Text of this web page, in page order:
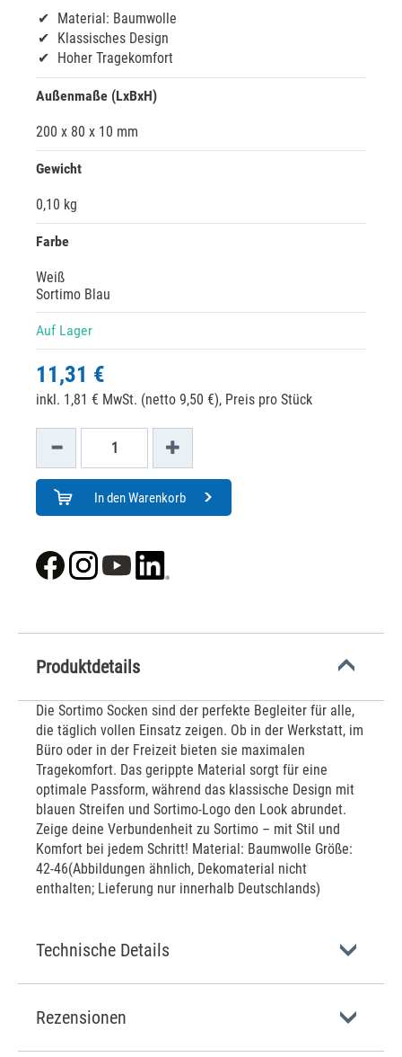
Material: Baumwolle
Klassisches Design
Hoher Tragekomfort
Außenmaße (LxBxH)
200 x 80 x 10 mm
Gewicht
0,10 kg
Farbe
Weiß
Sortimo Blau
Auf Lager
11,31 €
inkl. 1,81 € MwSt. (netto 9,50 €), Preis pro Stück
In den Warenkorb
Produktdetails
Die Sortimo Socken sind der perfekte Begleiter für alle,
die täglich vollen Einsatz zeigen. Ob in der Werkstatt, im
Büro oder in der Freizeit bieten sie maximalen
Tragekomfort. Das gerippte Material sorgt für eine
optimale Passform, während das klassische Design mit
blauen Streifen und Sortimo-Logo den Look abrundet.
Zeige deine Verbundenheit zu Sortimo – mit Stil und
Komfort bei jedem Schritt! Material: Baumwolle Größe:
42-46(Abbildungen ähnlich, Dekomaterial nicht
enthalten; Lieferung nur innerhalb Deutschlands)
Technische Details
Rezensionen